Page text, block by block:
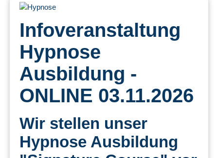
Infoveranstaltung
Hypnose
Ausbildung -
ONLINE 03.11.2026
Wir stellen unser
Hypnose Ausbildung